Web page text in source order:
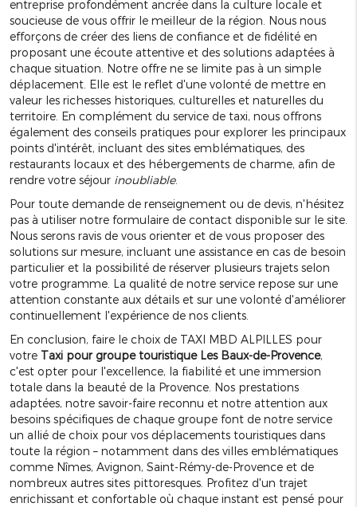
entreprise profondément ancrée dans la culture locale et
soucieuse de vous offrir le meilleur de la région. Nous nous
efforçons de créer des liens de confiance et de fidélité en
proposant une écoute attentive et des solutions adaptées à
chaque situation. Notre offre ne se limite pas à un simple
déplacement. Elle est le reflet d'une volonté de mettre en
valeur les richesses historiques, culturelles et naturelles du
territoire. En complément du service de taxi, nous offrons
également des conseils pratiques pour explorer les principaux
points d'intérêt, incluant des sites emblématiques, des
restaurants locaux et des hébergements de charme, afin de
rendre votre séjour inoubliable.
Pour toute demande de renseignement ou de devis, n'hésitez
pas à utiliser notre formulaire de contact disponible sur le site.
Nous serons ravis de vous orienter et de vous proposer des
solutions sur mesure, incluant une assistance en cas de besoin
particulier et la possibilité de réserver plusieurs trajets selon
votre programme. La qualité de notre service repose sur une
attention constante aux détails et sur une volonté d'améliorer
continuellement l'expérience de nos clients.
En conclusion, faire le choix de TAXI MBD ALPILLES pour
votre Taxi pour groupe touristique Les Baux-de-Provence,
c'est opter pour l'excellence, la fiabilité et une immersion
totale dans la beauté de la Provence. Nos prestations
adaptées, notre savoir-faire reconnu et notre attention aux
besoins spécifiques de chaque groupe font de notre service
un allié de choix pour vos déplacements touristiques dans
toute la région – notamment dans des villes emblématiques
comme Nîmes, Avignon, Saint-Rémy-de-Provence et de
nombreux autres sites pittoresques. Profitez d'un trajet
enrichissant et confortable où chaque instant est pensé pour